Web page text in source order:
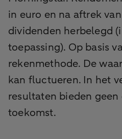
in euro en na aftrek
dividenden herbelegd
toepassing). Op basis
rekenmethode. De
kan fluctueren. In het
resultaten bieden
toekomst.